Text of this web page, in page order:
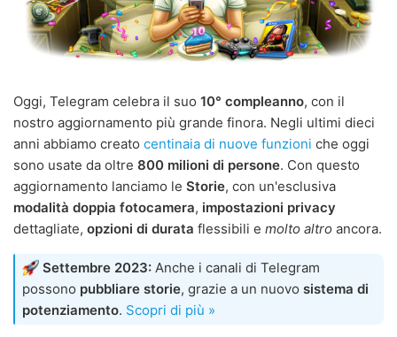
Oggi, Telegram celebra il suo 10° compleanno, con il
nostro aggiornamento più grande finora. Negli ultimi dieci
anni abbiamo creato centinaia di nuove funzioni che oggi
sono usate da oltre 800 milioni di persone. Con questo
aggiornamento lanciamo le Storie, con un'esclusiva
modalità doppia fotocamera, impostazioni privacy
dettagliate, opzioni di durata flessibili e molto altro ancora.
Settembre 2023: Anche i canali di Telegram
possono pubbliare storie, grazie a un nuovo sistema di
potenziamento. Scopri di più »